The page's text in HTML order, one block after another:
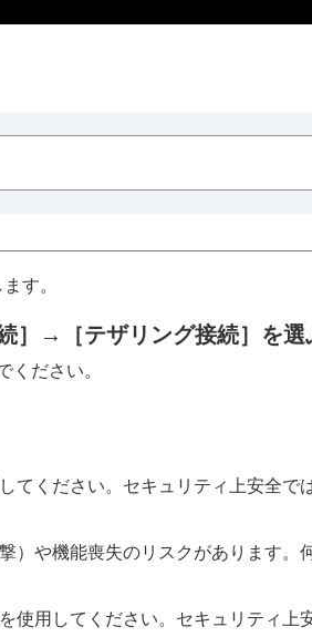
す。
］ → ［テザリング接続］ を選
ください。
てください。セキュリティ上安全
）や機能喪失のリスクがあります
使用してください。セキュリティ